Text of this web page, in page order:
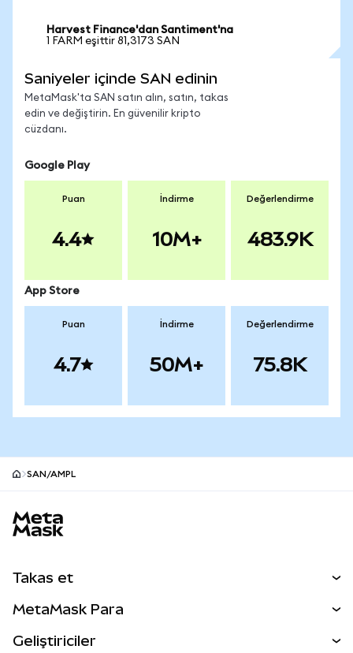
Harvest Finance'dan Santiment'na
1 FARM eşittir 81,3173 SAN
Saniyeler içinde SAN edinin
MetaMask'ta SAN satın alın, satın, takas
edin ve değiştirin. En güvenilir kripto
cüzdanı.
Google Play
Puan
4.4
İndirme
10M+
Değerlendirme
483.9K
App Store
Puan
4.7
İndirme
50M+
Değerlendirme
75.8K
SAN/AMPL
Takas et
MetaMask Para
Geliştiriciler